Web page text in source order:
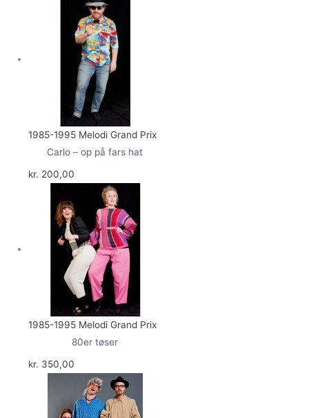
1985-1995 Melodi Grand Prix
Carlo – op på fars hat
kr. 200,00
1985-1995 Melodi Grand Prix
80er tøser
kr. 350,00